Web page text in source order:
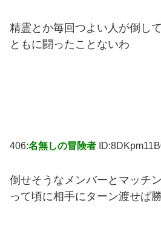
精霊とか毎回つよい人が倒し
ともに闘ったことないわ
406:名無しの冒険者
倒せそうなメンバーとマッチ
って頃に相手にターン渡せば